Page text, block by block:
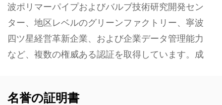
波ポリマーパイプおよびバルブ技術研究開発セン
ター、地区レベルのグリーンファクトリー、寧波
四ツ星経営革新企業、および企業データ管理能力
など、複数の権威ある認証を取得しています。成
手、耐食性ポンプなど、化学用途向けの非金属耐
名誉の証明書